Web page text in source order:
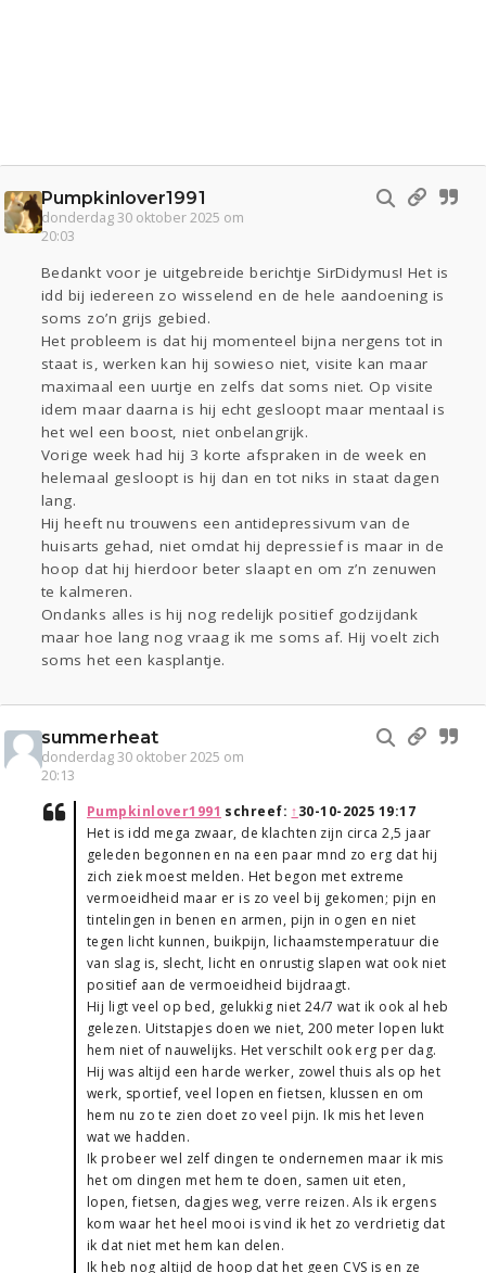
Pumpkinlover1991
donderdag 30 oktober 2025 om
20:03
Bedankt voor je uitgebreide berichtje SirDidymus! Het is
idd bij iedereen zo wisselend en de hele aandoening is
soms zo’n grijs gebied.
Het probleem is dat hij momenteel bijna nergens tot in
staat is, werken kan hij sowieso niet, visite kan maar
maximaal een uurtje en zelfs dat soms niet. Op visite
idem maar daarna is hij echt gesloopt maar mentaal is
het wel een boost, niet onbelangrijk.
Vorige week had hij 3 korte afspraken in de week en
helemaal gesloopt is hij dan en tot niks in staat dagen
lang.
Hij heeft nu trouwens een antidepressivum van de
huisarts gehad, niet omdat hij depressief is maar in de
hoop dat hij hierdoor beter slaapt en om z’n zenuwen
te kalmeren.
Ondanks alles is hij nog redelijk positief godzijdank
maar hoe lang nog vraag ik me soms af. Hij voelt zich
soms het een kasplantje.
summerheat
donderdag 30 oktober 2025 om
20:13
Pumpkinlover1991 schreef: ↑30-10-2025 19:17
Het is idd mega zwaar, de klachten zijn circa 2,5 jaar
geleden begonnen en na een paar mnd zo erg dat hij
zich ziek moest melden. Het begon met extreme
vermoeidheid maar er is zo veel bij gekomen; pijn en
tintelingen in benen en armen, pijn in ogen en niet
tegen licht kunnen, buikpijn, lichaamstemperatuur die
van slag is, slecht, licht en onrustig slapen wat ook niet
positief aan de vermoeidheid bijdraagt.
Hij ligt veel op bed, gelukkig niet 24/7 wat ik ook al heb
gelezen. Uitstapjes doen we niet, 200 meter lopen lukt
hem niet of nauwelijks. Het verschilt ook erg per dag.
Hij was altijd een harde werker, zowel thuis als op het
werk, sportief, veel lopen en fietsen, klussen en om
hem nu zo te zien doet zo veel pijn. Ik mis het leven
wat we hadden.
Ik probeer wel zelf dingen te ondernemen maar ik mis
het om dingen met hem te doen, samen uit eten,
lopen, fietsen, dagjes weg, verre reizen. Als ik ergens
kom waar het heel mooi is vind ik het zo verdrietig dat
ik dat niet met hem kan delen.
Ik heb nog altijd de hoop dat het geen CVS is en ze